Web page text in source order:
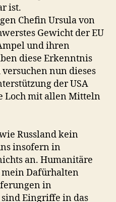
ist.
Chefin Ursula von
Gewicht der EU
und ihren
diese Erkenntnis
nun dieses
der USA
Loch mit allen Mitteln
Russland kein
insofern in
an. Humanitäre
Dafürhalten
in
Eingriffe in das